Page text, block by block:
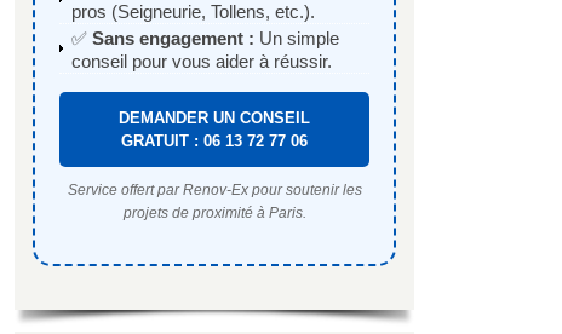
pros (Seigneurie, Tollens, etc.).
✅ Sans engagement : Un simple
conseil pour vous aider à réussir.
DEMANDER UN CONSEIL
GRATUIT : 06 13 72 77 06
Service offert par Renov-Ex pour soutenir les
projets de proximité à Paris.